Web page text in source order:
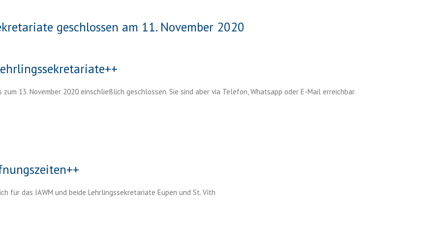
geschlossen am 11. November 2020
13. November 2020 einschließlich geschlossen. Sie sind aber via Telefon, Whatsapp oder E-Mail erreichbar.
für das IAWM und beide Lehrlingssekretariate Eupen und St. Vith